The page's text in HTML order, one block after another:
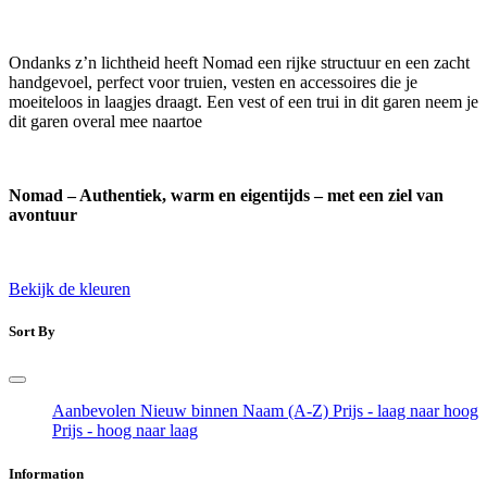
Ondanks z’n lichtheid heeft Nomad een rijke structuur en een zacht
handgevoel, perfect voor truien, vesten en accessoires die je
moeiteloos in laagjes draagt. Een vest of een trui in dit garen neem je
dit garen overal mee naartoe
Nomad – Authentiek, warm en eigentijds – met een ziel van
avontuur
Bekijk de kleuren
Sort By
Aanbevolen Nieuw binnen Naam (A-Z) Prijs - laag naar hoog
Prijs - hoog naar laag
Information